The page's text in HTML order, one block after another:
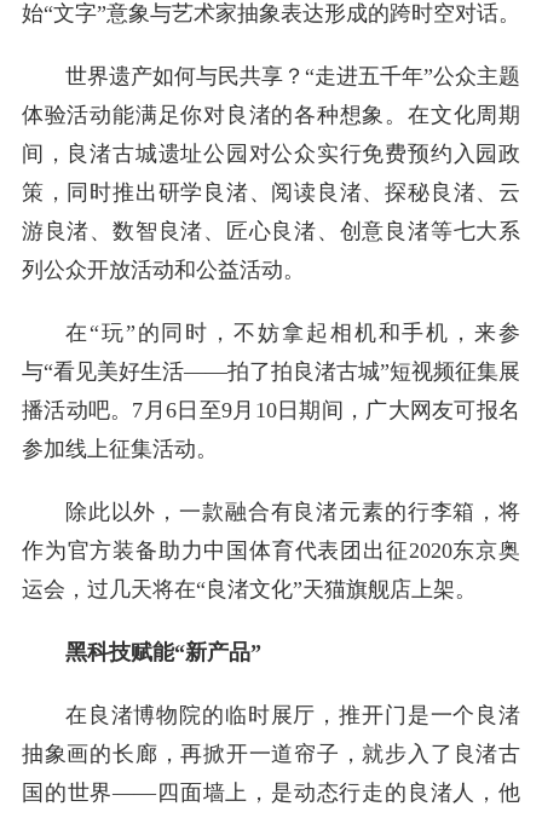
始“文字”意象与艺术家抽象表达形成的跨时空对话。
世界遗产如何与民共享？“走进五千年”公众主题
体验活动能满足你对良渚的各种想象。在文化周期
间，良渚古城遗址公园对公众实行免费预约入园政
策，同时推出研学良渚、阅读良渚、探秘良渚、云
游良渚、数智良渚、匠心良渚、创意良渚等七大系
列公众开放活动和公益活动。
在“玩”的同时，不妨拿起相机和手机，来参
与“看见美好生活——拍了拍良渚古城”短视频征集展
播活动吧。7月6日至9月10日期间，广大网友可报名
参加线上征集活动。
除此以外，一款融合有良渚元素的行李箱，将
作为官方装备助力中国体育代表团出征2020东京奥
运会，过几天将在“良渚文化”天猫旗舰店上架。
黑科技赋能“新产品”
在良渚博物院的临时展厅，推开门是一个良渚
抽象画的长廊，再掀开一道帘子，就步入了良渚古
国的世界——四面墙上，是动态行走的良渚人，他